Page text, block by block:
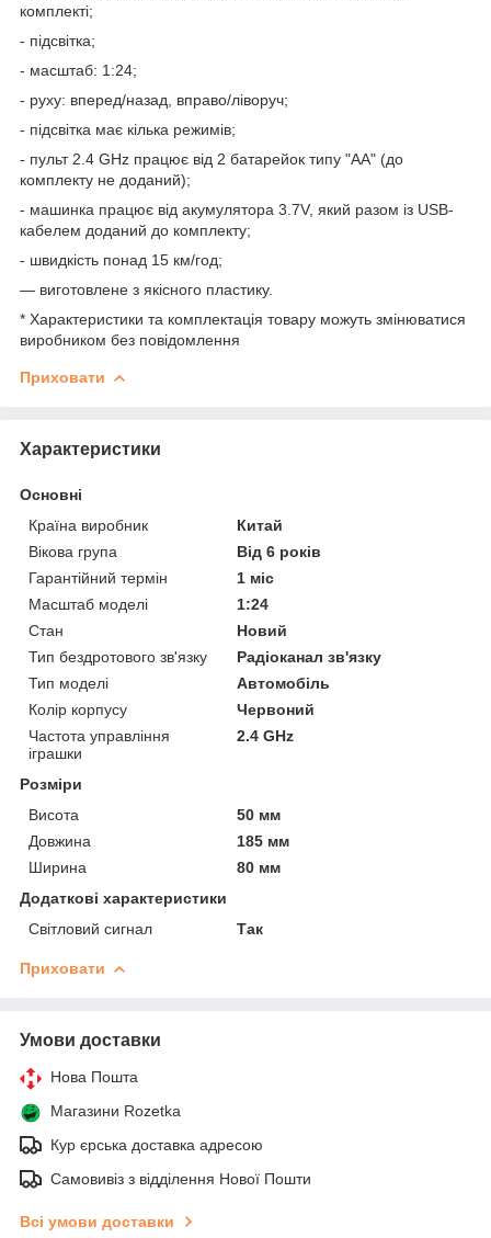
комплекті;
- підсвітка;
- масштаб: 1:24;
- руху: вперед/назад, вправо/ліворуч;
- підсвітка має кілька режимів;
- пульт 2.4 GHz працює від 2 батарейок типу "АА" (до
комплекту не доданий);
- машинка працює від акумулятора 3.7V, який разом із USB-
кабелем доданий до комплекту;
- швидкість понад 15 км/год;
— виготовлене з якісного пластику.
* Характеристики та комплектація товару можуть змінюватися
виробником без повідомлення
Приховати
Характеристики
Основні
Країна виробник
Китай
Вікова група
Від 6 років
Гарантійний термін
1 міс
Масштаб моделі
1:24
Стан
Новий
Тип бездротового зв'язку
Радіоканал зв'язку
Тип моделі
Автомобіль
Колір корпусу
Червоний
Частота управління
іграшки
2.4 GHz
Розміри
Висота
50 мм
Довжина
185 мм
Ширина
80 мм
Додаткові характеристики
Світловий сигнал
Так
Приховати
Умови доставки
Нова Пошта
Магазини Rozetka
Кур єрська доставка адресою
Самовивіз з відділення Нової Пошти
Всі умови доставки